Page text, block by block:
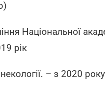
Національної
рік
– з 2020